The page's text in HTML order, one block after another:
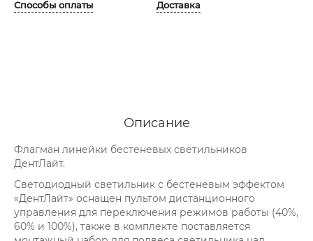
Способы оплаты Доставка
Описание
Флагман линейки бестеневых светильников
ДентЛайт.
Светодиодный светильник с бестеневым эффектом
«ДентЛайт» оснащен пультом дистанционного
управления для переключения режимов работы (40%,
60% и 100%), также в комплекте поставляется